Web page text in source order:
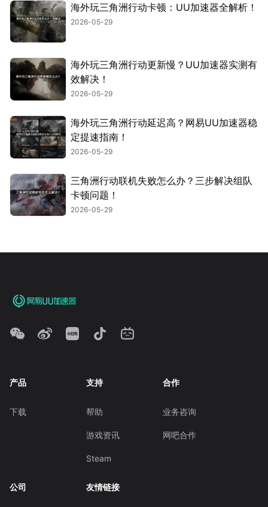
海外玩三角洲行动卡顿：UU加速器全解析！
2026-05-29
海外玩三角洲行动更新慢？UU加速器实测有
效解决！
2026-05-29
海外玩三角洲行动延迟高？网易UU加速器稳
定提速指南！
2026-05-29
三角洲行动联机失败怎么办？三步解决组队
卡顿问题！
2026-05-29
产品
下载
支持
帮助
游戏资讯
Steam
合作
业务咨询
网吧合作
公司 友情链接